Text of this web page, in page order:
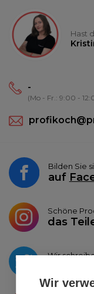
Wir
Hast
-
(Mo - Fr.: 9:00 -
Bilden Sie
auf
Schöne
das
Wir